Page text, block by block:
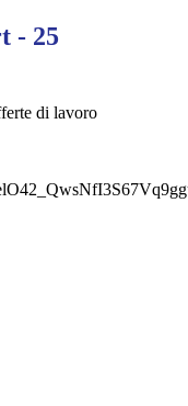
- 25
di lavoro